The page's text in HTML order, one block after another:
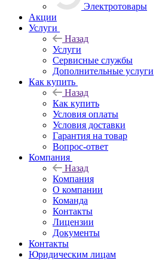
Электротовары
Акции
Услуги
Назад
Услуги
Сервисные службы
Дополнительные услуги
Как купить
Назад
Как купить
Условия оплаты
Условия доставки
Гарантия на товар
Вопрос-ответ
Компания
Назад
Компания
О компании
Команда
Контакты
Лицензии
Документы
Контакты
Юридическим лицам